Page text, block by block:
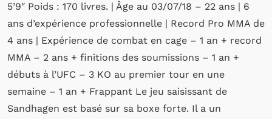
5’9″ Poids : 170 livres. | Âge au 03/07/18 – 22 ans | 6
ans d’expérience professionnelle | Record Pro MMA de
4 ans | Expérience de combat en cage – 1 an + record
MMA – 2 ans + finitions des soumissions – 1 an +
débuts à l’UFC – 3 KO au premier tour en une
semaine – 1 an + Frappant Le jeu saisissant de
Sandhagen est basé sur sa boxe forte. Il a un